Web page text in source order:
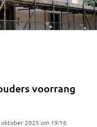
voorrang
oktober 2025 om 19:16